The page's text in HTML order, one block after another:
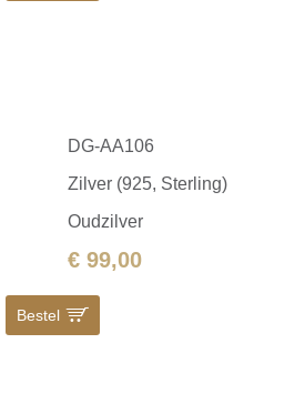
DG-AA106
Zilver (925, Sterling)
Oudzilver
€ 99,00
Bestel